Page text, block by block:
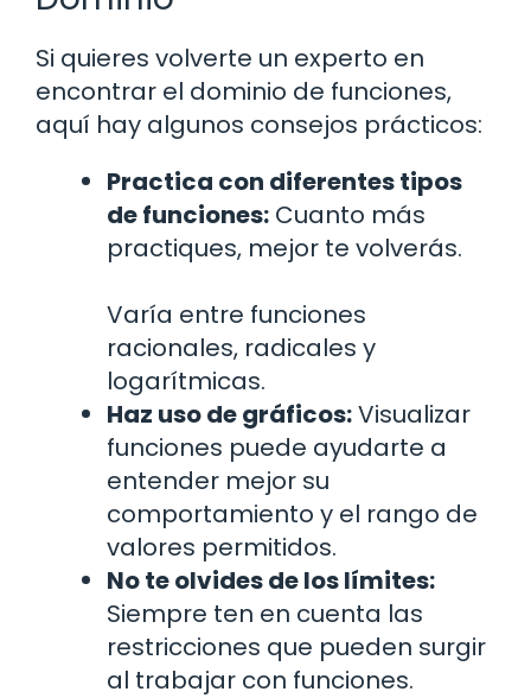
Si quieres volverte un experto en
encontrar el dominio de funciones,
aquí hay algunos consejos prácticos:
Practica con diferentes tipos
de funciones: Cuanto más
practiques, mejor te volverás.
Varía entre funciones
racionales, radicales y
logarítmicas.
Haz uso de gráficos:Visualizar
funciones puede ayudarte a
entender mejor su
comportamiento y el rango de
valores permitidos.
No te olvides de los límites:
Siempre ten en cuenta las
restricciones que pueden surgir
al trabajar con funciones.